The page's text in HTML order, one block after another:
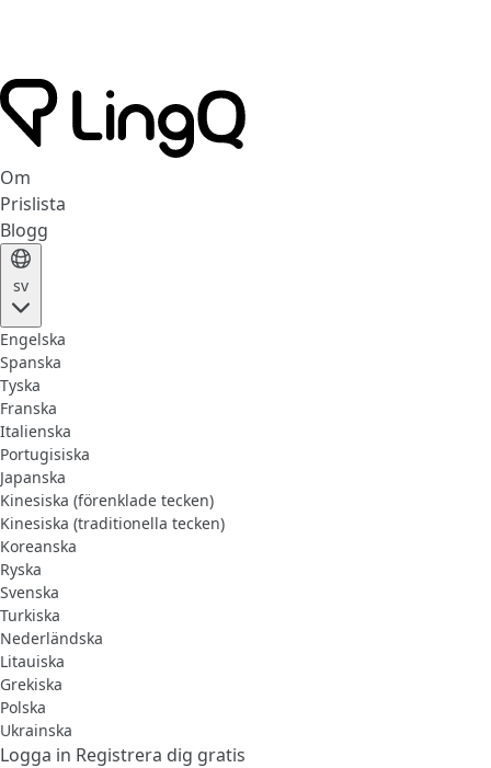
Om
Prislista
Blogg
sv
Engelska
Spanska
Tyska
Franska
Italienska
Portugisiska
Japanska
Kinesiska (förenklade tecken)
Kinesiska (traditionella tecken)
Koreanska
Ryska
Svenska
Turkiska
Nederländska
Litauiska
Grekiska
Polska
Ukrainska
Logga in Registrera dig gratis